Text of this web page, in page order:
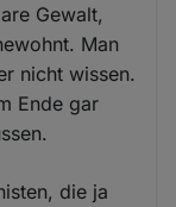
Gewalt,
Man
nicht wissen.
Ende gar
die ja